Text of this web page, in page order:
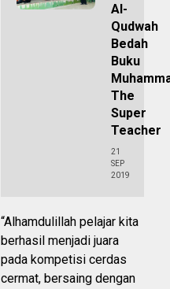
Al-
Qudwah
Bedah
Buku
The
Super
Teacher
21
SEP
2019
“Alhamdulillah pelajar kita
berhasil menjadi juara
pada kompetisi cerdas
cermat, bersaing dengan